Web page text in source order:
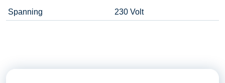
Spanning 230 Volt